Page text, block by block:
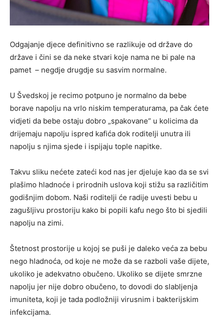
Odgajanje djece definitivno se razlikuje od države do
države i čini se da neke stvari koje nama ne bi pale na
pamet – negdje drugdje su sasvim normalne.
U Švedskoj je recimo potpuno je normalno da bebe
borave napolju na vrlo niskim temperaturama, pa čak ćete
vidjeti da bebe ostaju dobro „spakovane“ u kolicima da
drijemaju napolju ispred kafića dok roditelji unutra ili
napolju s njima sjede i ispijaju tople napitke.
Takvu sliku nećete zateći kod nas jer djeluje kao da se svi
plašimo hladnoće i prirodnih uslova koji stižu sa različitim
godišnjim dobom. Naši roditelji će radije uvesti bebu u
zagušljivu prostoriju kako bi popili kafu nego što bi sjedili
napolju na zimi.
Štetnost prostorije u kojoj se puši je daleko veća za bebu
nego hladnoća, od koje ne može da se razboli vaše dijete,
ukoliko je adekvatno obučeno. Ukoliko se dijete smrzne
napolju jer nije dobro obučeno, to dovodi do slabljenja
imuniteta, koji je tada podložniji virusnim i bakterijskim
infekcijama.